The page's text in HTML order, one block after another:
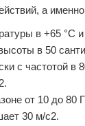
а
в +65 °С
в 50
с частотой в
от 10 до 80
30 м/с2.